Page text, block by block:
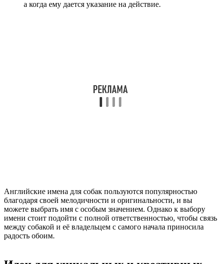
а когда ему дается указание на действие.
Английские имена для собак пользуются популярностью
благодаря своей мелодичности и оригинальности, и вы
можете выбрать имя с особым значением. Однако к выбору
имени стоит подойти с полной ответственностью, чтобы связь
между собакой и её владельцем с самого начала приносила
радость обоим.